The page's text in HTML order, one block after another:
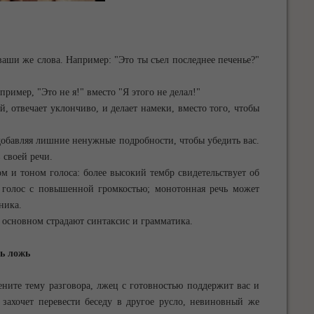
же слова. Например: "Это ты съел последнее печенье?"
"Это не я!" вместо "Я этого не делал!"
отвечает уклончиво, и делает намеки, вместо того, чтобы
лишние ненужные подробности, чтобы убедить вас.
своей речи.
тоном голоса: более высокий тембр свидетельствует об
с повышенной громкостью; монотонная речь может
страдают синтаксис и грамматика.
ложь
тему разговора, лжец с готовностью поддержит вас и
перевести беседу в другое русло, невиновный же